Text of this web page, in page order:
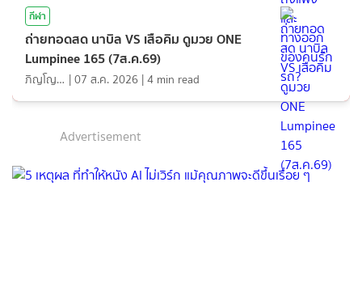
กีฬา
ถ่ายทอดสด นาบิล VS เสือคิม ดูมวย ONE
Lumpinee 165 (7ส.ค.69)
ภิญโญ ส่องแสง |07 ส.ค. 2026 |4 min read
Advertisement